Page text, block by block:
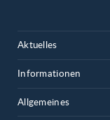
Aktuelles
Informationen
Allgemeines